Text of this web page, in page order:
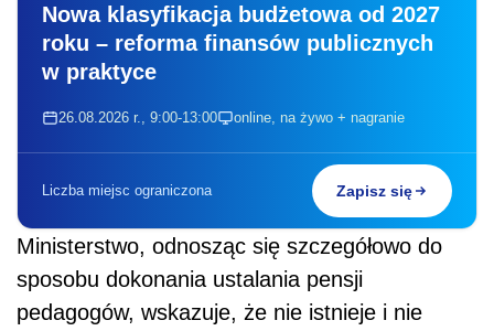
Nowa klasyfikacja budżetowa od 2027
roku – reforma finansów publicznych
w praktyce
26.08.2026 r., 9:00-13:00 online, na żywo + nagranie
Liczba miejsc ograniczona Zapisz się
Ministerstwo, odnosząc się szczegółowo do
sposobu dokonania ustalania pensji
pedagogów, wskazuje, że nie istnieje i nie